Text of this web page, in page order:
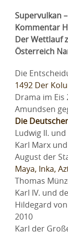
Supervulkan
Kommentar
Der Wettlauf
Österreich
Die
1492 Der
Drama im Eis
Amundsen
Die
Ludwig II.
Karl Marx
August der
Maya, Inka,
Thomas
Karl IV. und
Hildegard
2010
Karl der